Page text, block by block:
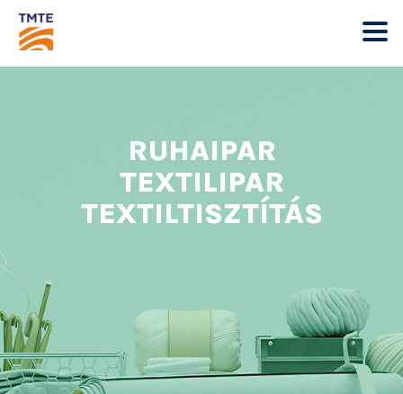
RUHAIPAR
TEXTILIPAR
TEXTILTISZTÍTÁS